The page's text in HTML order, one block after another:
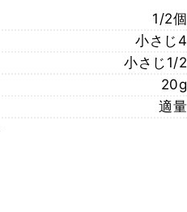
1/2個
小さじ4
小さじ1/2
20g
適量